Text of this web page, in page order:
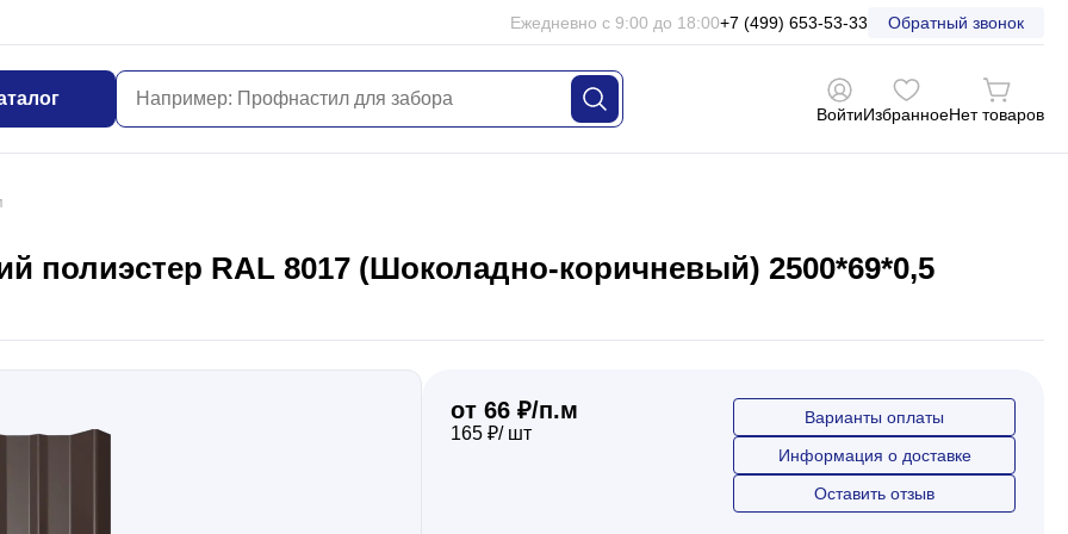
Ежедневно с 9:00 до 18:00+7 (499) 653-53-33 Обратный звонок
ВойтиИзбранноеНет товаров
полиэстер RAL 8017 (Шоколадно-коричневый) 2500*69*0,5
от 66 ₽/п.м
165 ₽/ шт
Варианты оплаты
Информация о доставке
Оставить отзыв